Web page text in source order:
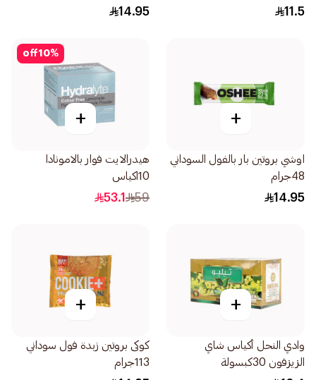
11.5
14.95
+
اوشي بروتين بار بالفول السوداني
48جرام
14.95
10%
off
+
هيدرالايت فوار بالامونادا
10اكياس
59
53.1
+
وادي النحل أكياس شاي
الزيزفون 30كبسولة
+
كوكى بروتين زبدة فول سوداني
113جرام